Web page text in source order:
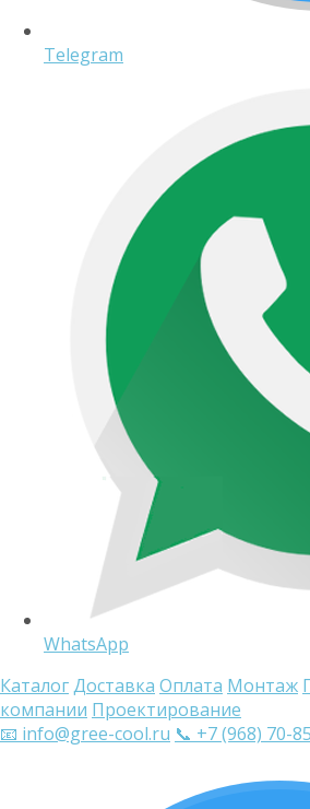
Telegram
WhatsApp
КаталогДоставка Оплата Монтаж
компании Проектирование
📧 info@gree-cool.ru 📞 +7 (968) 70-